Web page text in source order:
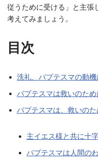
従うために受ける」と主張
考えてみましょう。
目次
洗礼、バプテスマの動
バプテスマは救いのた
バプテスマは、救いの
主イエス様と共に十
バプテスマは人間の